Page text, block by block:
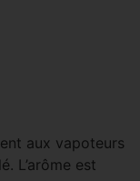
aux vapoteurs
L’arôme est